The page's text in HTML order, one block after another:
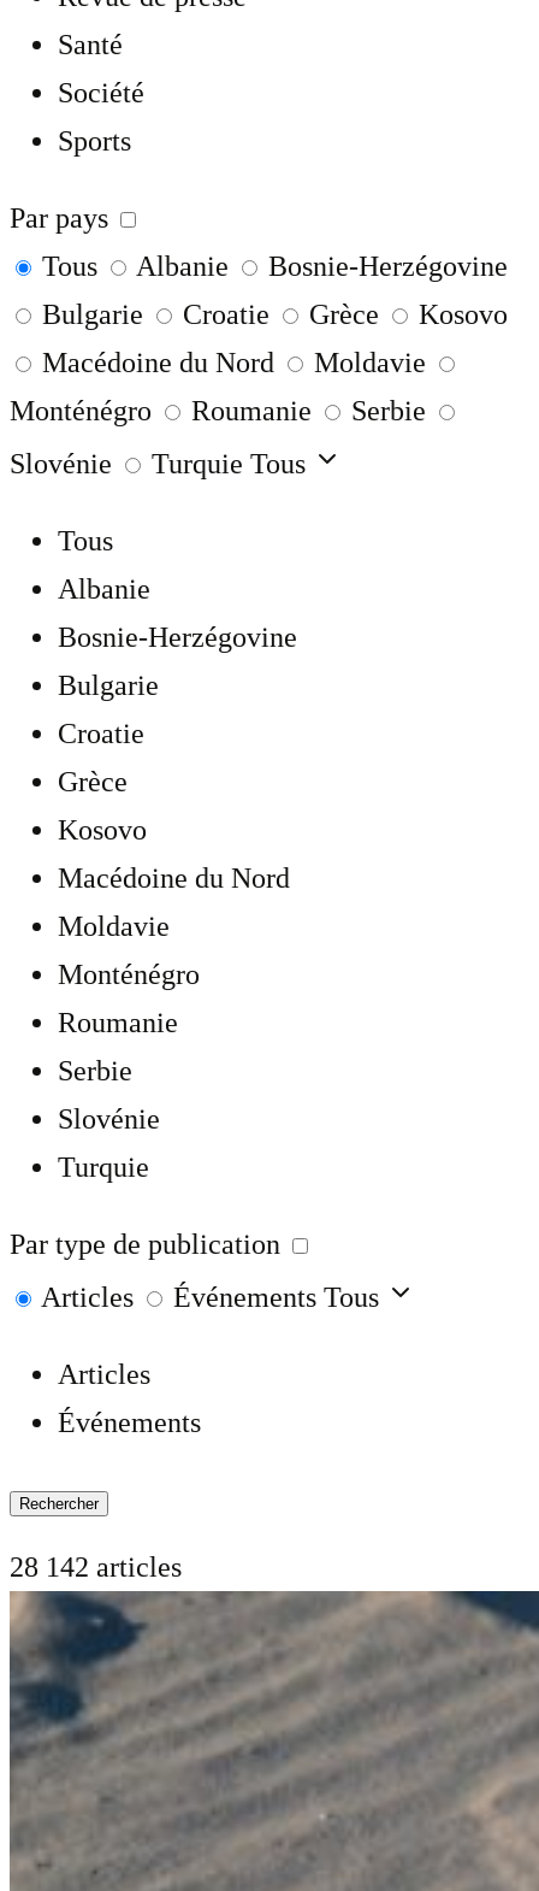
Santé
Société
Sports
Par pays
Tous
Albanie
Bosnie-Herzégovine
Bulgarie
Croatie Grèce
Kosovo
Macédoine du Nord
Moldavie
Monténégro
Roumanie
Serbie
Slovénie
Turquie Tous
Tous
Albanie
Bosnie-Herzégovine
Bulgarie
Croatie
Grèce
Kosovo
Macédoine du Nord
Moldavie
Monténégro
Roumanie
Serbie
Slovénie
Turquie
Par type de publication
Articles
Événements Tous
Articles
Événements
Rechercher
28 142 articles